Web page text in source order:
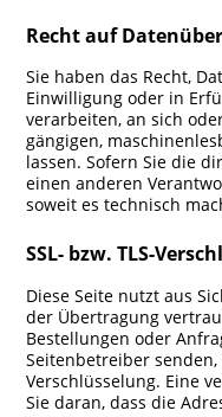
Recht auf
Sie haben das Recht,
Einwilligung oder in
verarbeiten, an sich
gängigen,
lassen. Sofern Sie die
einen anderen
soweit es technisch
SSL- bzw. TLS-
Diese Seite nutzt aus
der Übertragung
Bestellungen oder
Seitenbetreiber senden,
Verschlüsselung. Eine
Sie daran, dass die